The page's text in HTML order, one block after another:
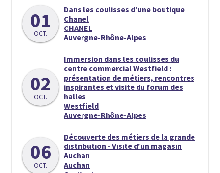
01
OCT.
Dans les coulisses d’une boutique
Chanel
CHANEL
Auvergne-Rhône-Alpes
02
OCT.
Immersion dans les coulisses du
centre commercial Westfield :
présentation de métiers, rencontres
inspirantes et visite du forum des
halles
Westfield
Auvergne-Rhône-Alpes
06
OCT.
Découverte des métiers de la grande
distribution - Visite d'un magasin
Auchan
Auchan